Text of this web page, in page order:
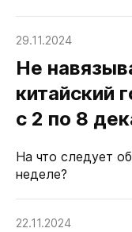
29.11.2024
Не
китайский
с 2 по 8
На что следует
неделе?
22.11.2024